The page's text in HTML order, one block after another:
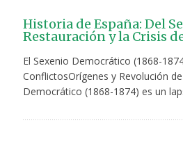
Historia de España: Del
Restauración y la Crisis
El Sexenio Democrático (1868-
ConflictosOrígenes y Revolución
Democrático (1868-1874) es un